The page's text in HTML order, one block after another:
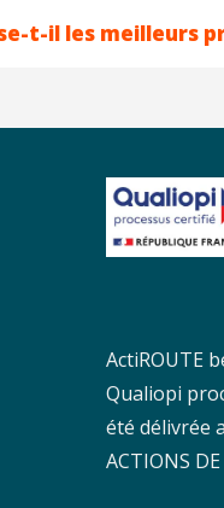
t-il les meilleurs
ActiROUTE
Qualiopi
été délivrée
ACTIONS